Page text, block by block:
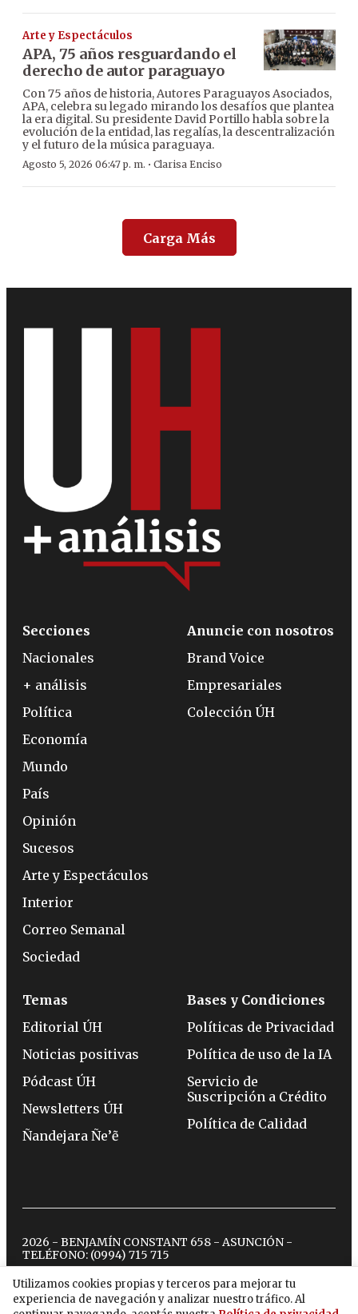
Arte y Espectáculos
APA, 75 años resguardando el
derecho de autor paraguayo
Con 75 años de historia, Autores Paraguayos Asociados,
APA, celebra su legado mirando los desafíos que plantea
la era digital. Su presidente David Portillo habla sobre la
evolución de la entidad, las regalías, la descentralización
y el futuro de la música paraguaya.
Agosto 5, 2026 06:47 p. m. · Clarisa Enciso
Carga Más
Utilizamos cookies propias y terceros para mejorar tu
experiencia de navegación y analizar nuestro tráfico. Al
Secciones
Nacionales
+ análisis
Política
Economía
Mundo
País
Opinión
Sucesos
Arte y Espectáculos
Interior
Correo Semanal
Sociedad
Anuncie con nosotros
Brand Voice
Empresariales
Colección ÚH
Temas
Editorial ÚH
Noticias positivas
Pódcast ÚH
Newsletters ÚH
Ñandejara Ñe’ẽ
Bases y Condiciones
Políticas de Privacidad
Política de uso de la IA
Servicio de
Suscripción a Crédito
Política de Calidad
2026 - BENJAMÍN CONSTANT 658 - ASUNCIÓN -
TELÉFONO: (0994) 715 715
twitterinstagram
facebook
tiktokyoutubespotify